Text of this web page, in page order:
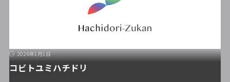
2026年1月1日
コビトユミハチドリ